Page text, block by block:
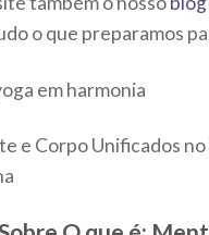
o que preparamos
e Corpo Unificados no